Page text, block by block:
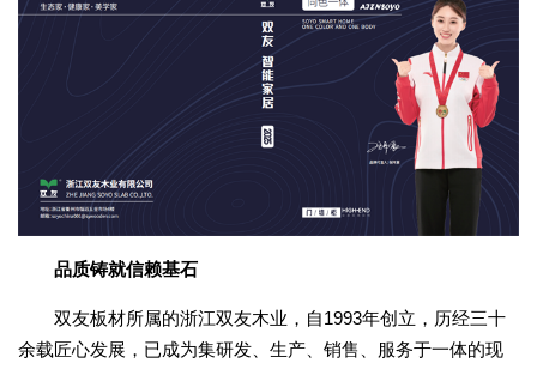
品质铸就信赖基石
双友板材所属的浙江双友木业，自1993年创立，历经三十
余载匠心发展，已成为集研发、生产、销售、服务于一体的现